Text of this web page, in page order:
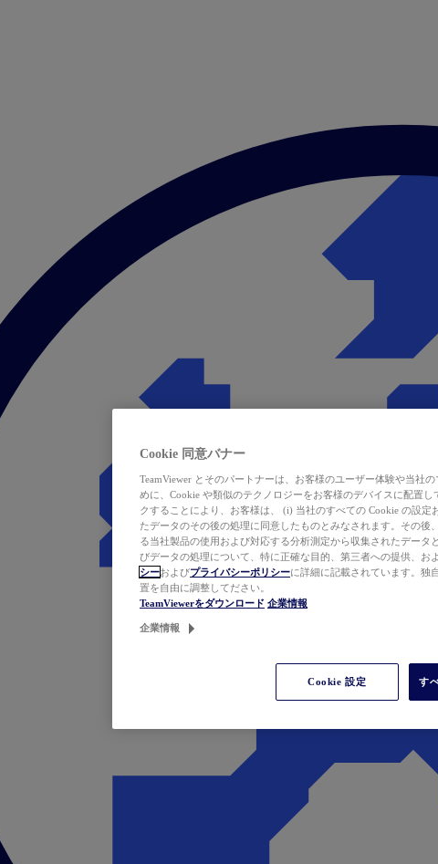
Cookie 同意バナー
TeamViewer とそのパートナーは、お客様のユーザー体験や当社
めに、Cookie や類似のテクノロジーをお客様のデバイスに配置し
クすることにより、お客様は、 (i) 当社のすべての Cookie の設
たデータのその後の処理に同意したものとみなされます。その後
る当社製品の使用および対応する分析測定から収集されたデータ
びデータの処理について、特に正確な目的、第三者への提供、お
シーおよびプライバシーポリシーに詳細に記載されています。独
置を自由に調整してださい。
TeamViewerをダウンロード 企業情報
企業情報
Cookie 設定 す